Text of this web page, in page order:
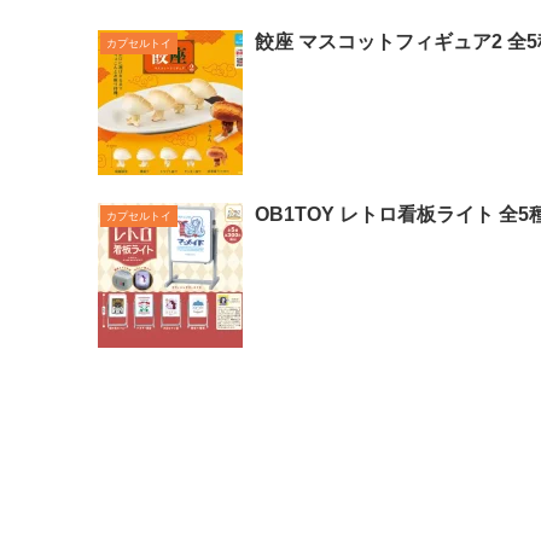
カプセルトイ 餃座 マスコットフィギュア2 全5
カプセルトイ OB1TOY レトロ看板ライト 全5